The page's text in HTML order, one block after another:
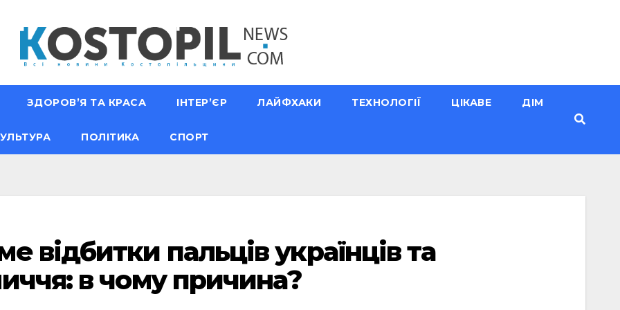
ЗДОРОВ’Я ТА КРАСА ІНТЕР’ЄР ЛАЙФХАКИ ТЕХНОЛОГІЇ ЦІКАВЕ ДІМ
ПОЛІТИКА СПОРТ
відбитки пальців українців та
в чому причина?